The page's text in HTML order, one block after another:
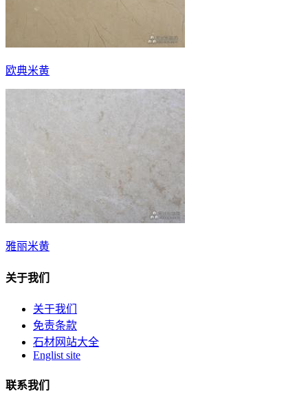
欧典米黄
雅丽米黄
关于我们
关于我们
免责条款
石材网站大全
Englist site
联系我们